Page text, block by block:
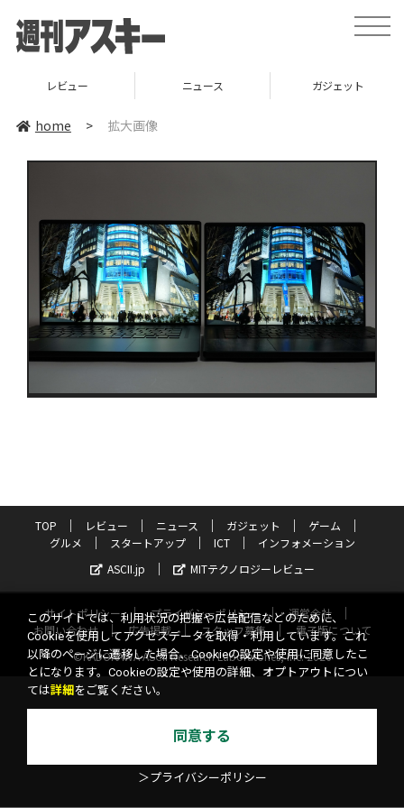
toggle
レビュー ニュース ガジェット
home > 拡大画像
TOP レビュー ニュース ガジェット
ゲーム
グルメ
スタートアップ ICT
インフォメーション
ASCII.jp
MITテクノロジーレビュー
サイトポリシー プライバシーポリシー
運営会社
お問い合わせ
広告掲載 スタッフ募集
電子版について
©KADOKAWA ASCII Research Laboratories, Inc. 2026
このサイトでは、利用状況の把握や広告配信などのために、
Cookieを使用してアクセスデータを取得・利用しています。これ
以降のページに遷移した場合、Cookieの設定や使用に同意したこ
とになります。Cookieの設定や使用の詳細、オプトアウトについ
ては詳細 をご覧ください。
同意する
＞プライバシーポリシー